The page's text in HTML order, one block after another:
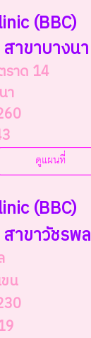
(BBC)
าขาบางนา
ราด 14
า
(BBC)
าขาวัชรพล
น